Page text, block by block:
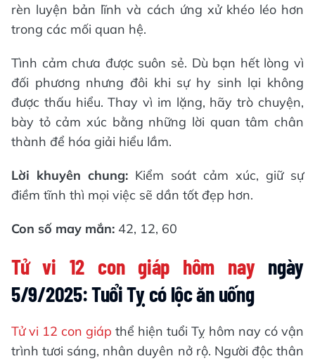
rèn luyện bản lĩnh và cách ứng xử khéo léo hơn
trong các mối quan hệ.
Tình cảm chưa được suôn sẻ. Dù bạn hết lòng vì
đối phương nhưng đôi khi sự hy sinh lại không
được thấu hiểu. Thay vì im lặng, hãy trò chuyện,
bày tỏ cảm xúc bằng những lời quan tâm chân
thành để hóa giải hiểu lầm.
Lời khuyên chung: Kiểm soát cảm xúc, giữ sự
điềm tĩnh thì mọi việc sẽ dần tốt đẹp hơn.
Con số may mắn: 42, 12, 60
Tử vi 12 con giáp hôm nayngày
5/9/2025: Tuổi Tỵ có lộc ăn uống
Tử vi 12 con giáp thể hiện tuổi Tỵ hôm nay có vận
trình tươi sáng, nhân duyên nở rộ. Người độc thân